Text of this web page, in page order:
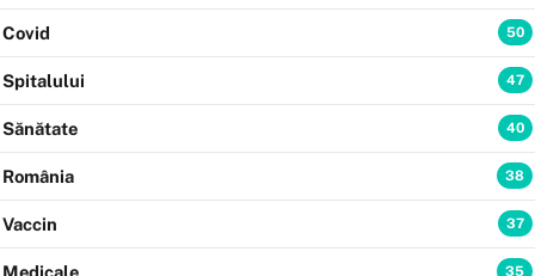
Covid 50
Spitalului 47
Sănătate 40
România 38
Vaccin 37
Medicale 35